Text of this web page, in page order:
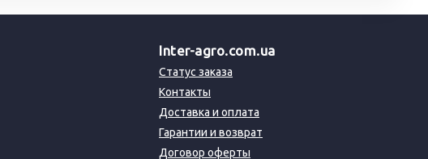
Inter-agro.com.ua
Статус заказа
Контакты
Доставка и оплата
Гарантии и возврат
Договор оферты